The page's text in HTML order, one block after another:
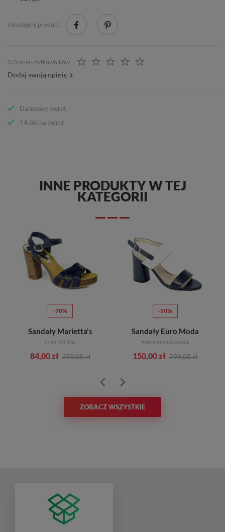
Udostępnij produkt:
0 Opinie użytkowników
Dodaj swoją opinię
Darmowy zwrot
14 dni na zwrot
INNE PRODUKTY W TEJ
KATEGORII
-70%
Sandały Marietta's
7144 PETROL
84,00 zł 279,00 zł
-50%
Sandały Euro Moda
AMEX 8964 05S+00S
150,00 zł 299,00 zł
ZOBACZ WSZYSTKIE